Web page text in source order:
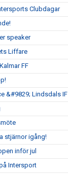
Clubdagar
speaker
Liffare
FF
&#9829; Lindsdals IF
stjärnor igång!
inför jul
Intersport